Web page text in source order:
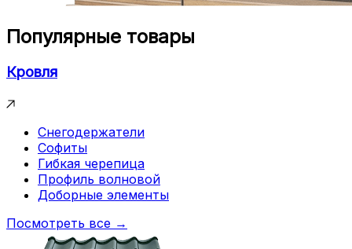
Популярные товары
Кровля
Снегодержатели
Софиты
Гибкая черепица
Профиль волновой
Доборные элементы
Посмотреть все →